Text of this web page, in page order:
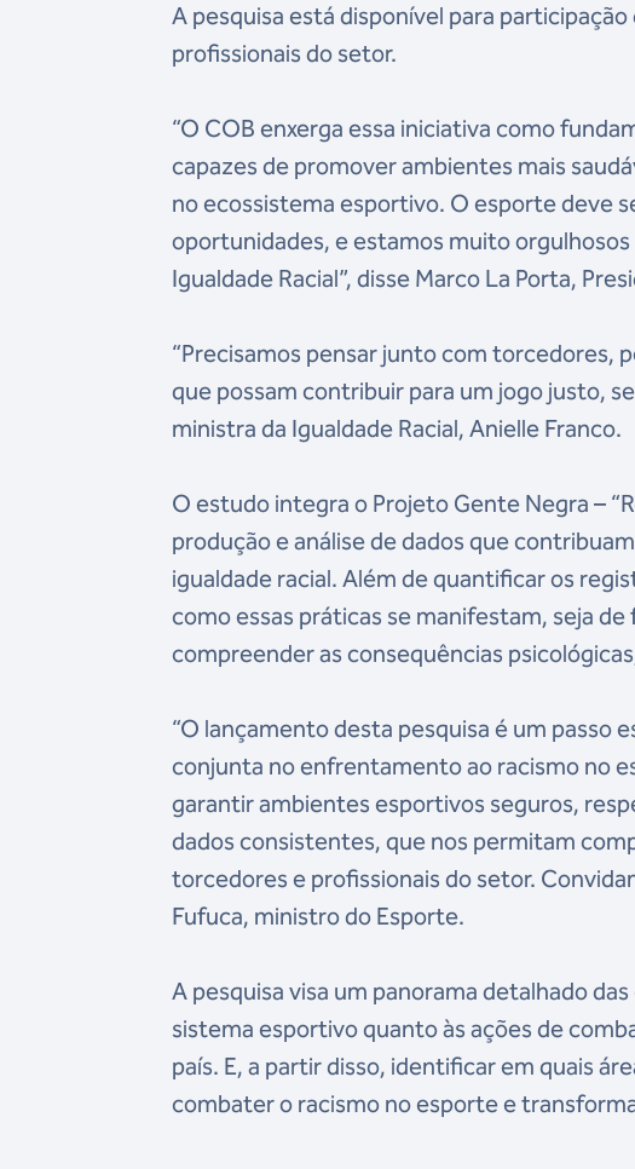
A pesquisa está disponível para
profissionais do setor.
“O COB enxerga essa iniciativa como
capazes de promover ambientes mais
no ecossistema esportivo. O esporte deve
oportunidades, e estamos muito
Igualdade Racial”, disse Marco La Porta,
“Precisamos pensar junto com torcedores,
que possam contribuir para um jogo justo,
ministra da Igualdade Racial, Anielle Franco.
O estudo integra o Projeto Gente Negra –
produção e análise de dados que
igualdade racial. Além de quantificar os
como essas práticas se manifestam, seja
compreender as consequências
“O lançamento desta pesquisa é um passo
conjunta no enfrentamento ao racismo no
garantir ambientes esportivos seguros,
dados consistentes, que nos permitam
torcedores e profissionais do setor.
Fufuca, ministro do Esporte.
A pesquisa visa um panorama detalhado
sistema esportivo quanto às ações de
país. E, a partir disso, identificar em quais
combater o racismo no esporte e